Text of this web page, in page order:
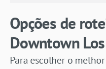
Opções de
Downtown
Para escolher o